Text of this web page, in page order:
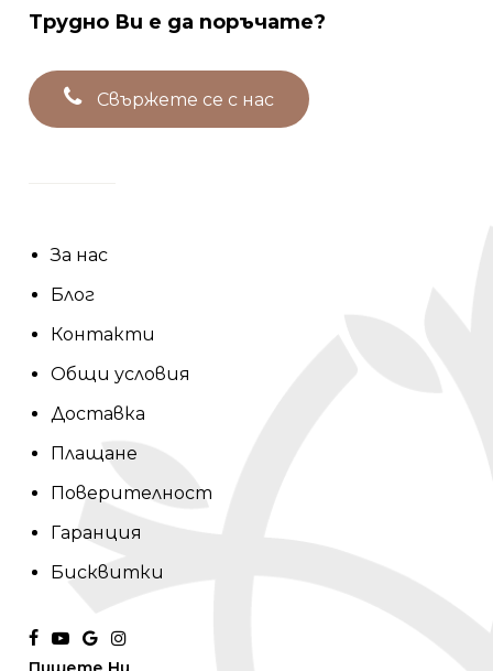
Трудно Ви е да поръчате?
Свържете се с нас
За нас
Блог
Контакти
Общи условия
Доставка
Плащане
Поверителност
Гаранция
Бисквитки
facebook
youtube
google-instagram